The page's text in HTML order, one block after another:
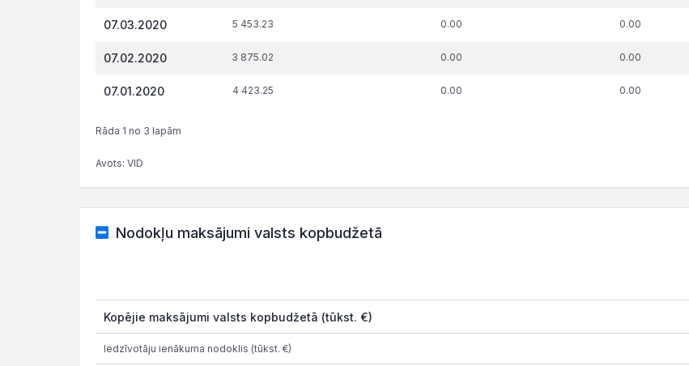
07.03.2020 5 453.23 0.00 0.00
07.02.2020 3 875.02 0.00 0.00
07.01.2020 4 423.25 0.00 0.00
Rāda 1 no 3 lapām
Avots: VID
Nodokļu maksājumi valsts kopbudžetā
Kopējie maksājumi valsts kopbudžetā (tūkst. €)
Iedzīvotāju ienākuma nodoklis (tūkst. €)